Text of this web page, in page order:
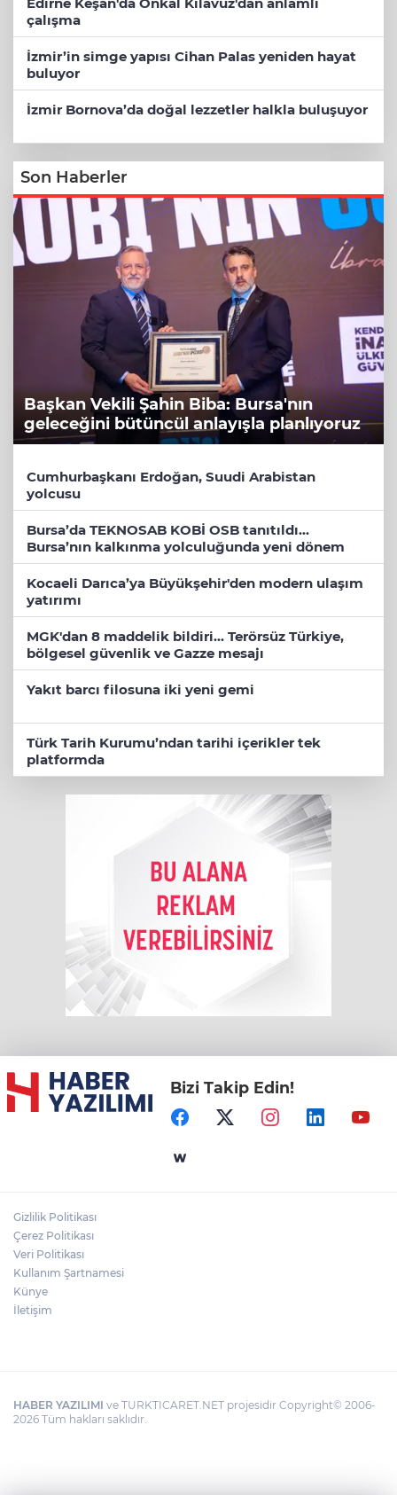
çalışma
İzmir’in simge yapısı Cihan Palas yeniden hayat
buluyor
İzmir Bornova’da doğal lezzetler halkla buluşuyor
Son Haberler
Başkan Vekili Şahin Biba: Bursa'nın
geleceğini bütüncül anlayışla planlıyoruz
Cumhurbaşkanı Erdoğan, Suudi Arabistan
yolcusu
Bursa’da TEKNOSAB KOBİ OSB tanıtıldı...
Bursa’nın kalkınma yolculuğunda yeni dönem
Kocaeli Darıca’ya Büyükşehir'den modern ulaşım
yatırımı
MGK'dan 8 maddelik bildiri... Terörsüz Türkiye,
bölgesel güvenlik ve Gazze mesajı
Yakıt barcı filosuna iki yeni gemi
Türk Tarih Kurumu’ndan tarihi içerikler tek
platformda
Bizi Takip Edin!
Gizlilik Politikası
Çerez Politikası
Veri Politikası
Kullanım Şartnamesi
Künye
İletişim
HABER YAZILIMI ve TURKTICARET.NET projesidir Copyright© 2006-
2026 Tüm hakları saklıdır.